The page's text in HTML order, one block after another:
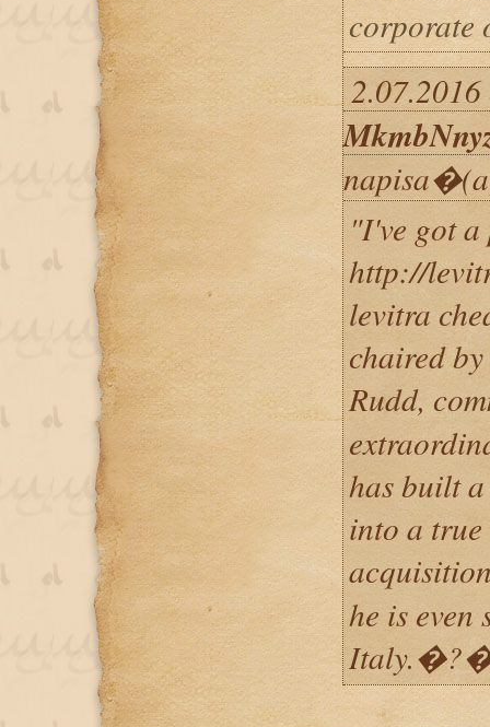
corporate
"I've got
http://
levitra
chaired
Rudd,
has built
into a
he is even